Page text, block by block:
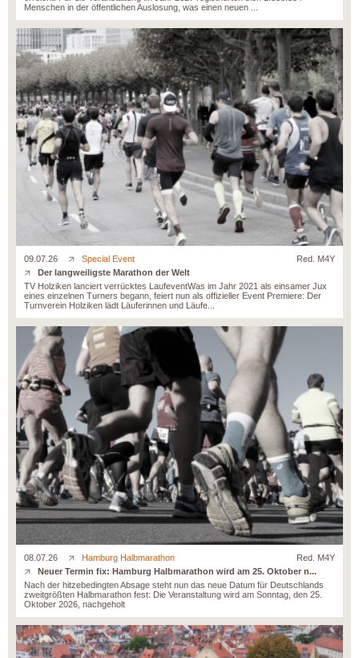
Menschen in der öffentlichen Auslosung, was einen neuen ...
09.07.26 Special Event
Red. M4Y
Der langweiligste Marathon der Welt
TV Holziken lanciert verrücktes LaufeventWas im Jahr 2021 als einsamer Jux
eines einzelnen Turners begann, feiert nun als offizieller Event Premiere: Der
Turnverein Holziken lädt Läuferinnen und Läufe...
08.07.26 Hamburg Halbmarathon
Red. M4Y
Neuer Termin fix: Hamburg Halbmarathon wird am 25. Oktober n...
Nach der hitzebedingten Absage steht nun das neue Datum für Deutschlands
zweitgrößten Halbmarathon fest: Die Veranstaltung wird am Sonntag, den 25.
Oktober 2026, nachgeholt